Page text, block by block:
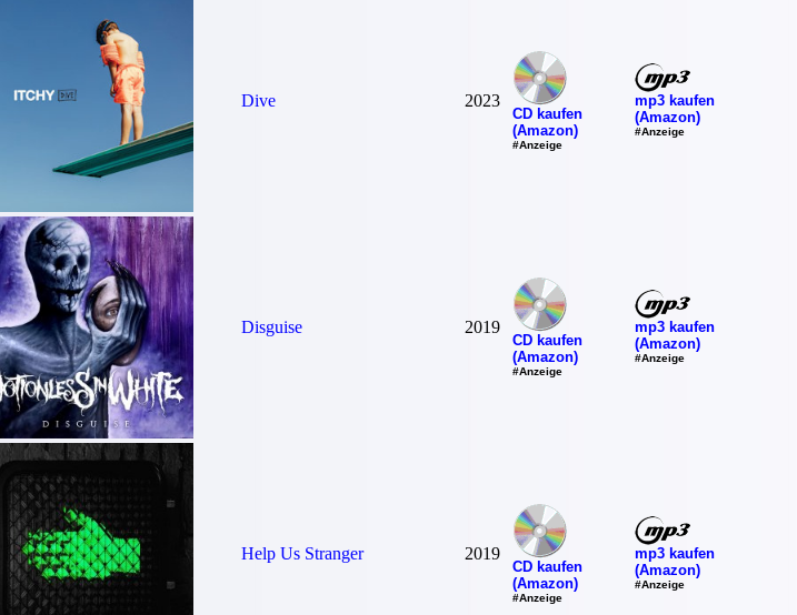
Dive 2023
CD kaufen
(Amazon)
#Anzeige
mp3 kaufen
(Amazon)
#Anzeige
Disguise 2019
CD kaufen
(Amazon)
#Anzeige
mp3 kaufen
(Amazon)
#Anzeige
Help Us Stranger 2019
CD kaufen
(Amazon)
#Anzeige
mp3 kaufen
(Amazon)
#Anzeige